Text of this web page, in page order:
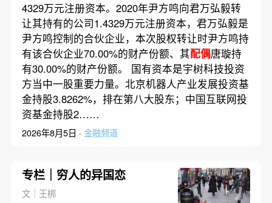
4329万元注册资本。2020年尹方鸣向君万弘毅转
让其持有的公司1.4329万元注册资本，君万弘毅是
尹方鸣控制的合伙企业，本次股权转让时尹方鸣持
有该合伙企业70.00%的财产份额、其配偶唐璇持
有30.00%的财产份额。 国有资本是宇树科技投资
方当中一股重要力量。北京机器人产业发展投资基
金持股3.8262%，排在第八大股东；中国互联网投
资基金持股2……
2026年8月5日 · 金融频道
专栏｜穷人的异国恋
文｜王梆